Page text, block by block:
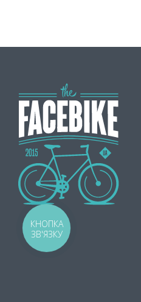
КНОПКА
ЗВ'ЯЗКУ